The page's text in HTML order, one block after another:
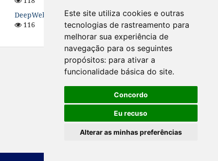
Este site utiliza cookies e outras
tecnologias de rastreamento para
melhorar sua experiência de
navegação para os seguintes
propósitos: para ativar a
funcionalidade básica do site.
Concordo
Eu recuso
Alterar as minhas preferências
DeepWeb: O Lado Sombrio da Internet
116